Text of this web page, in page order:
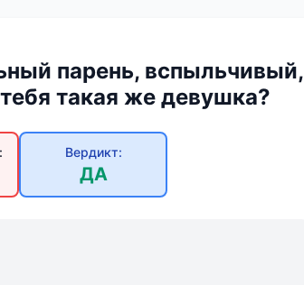
парень, вспыльчивый,
такая же девушка?
Вердикт:
ДА